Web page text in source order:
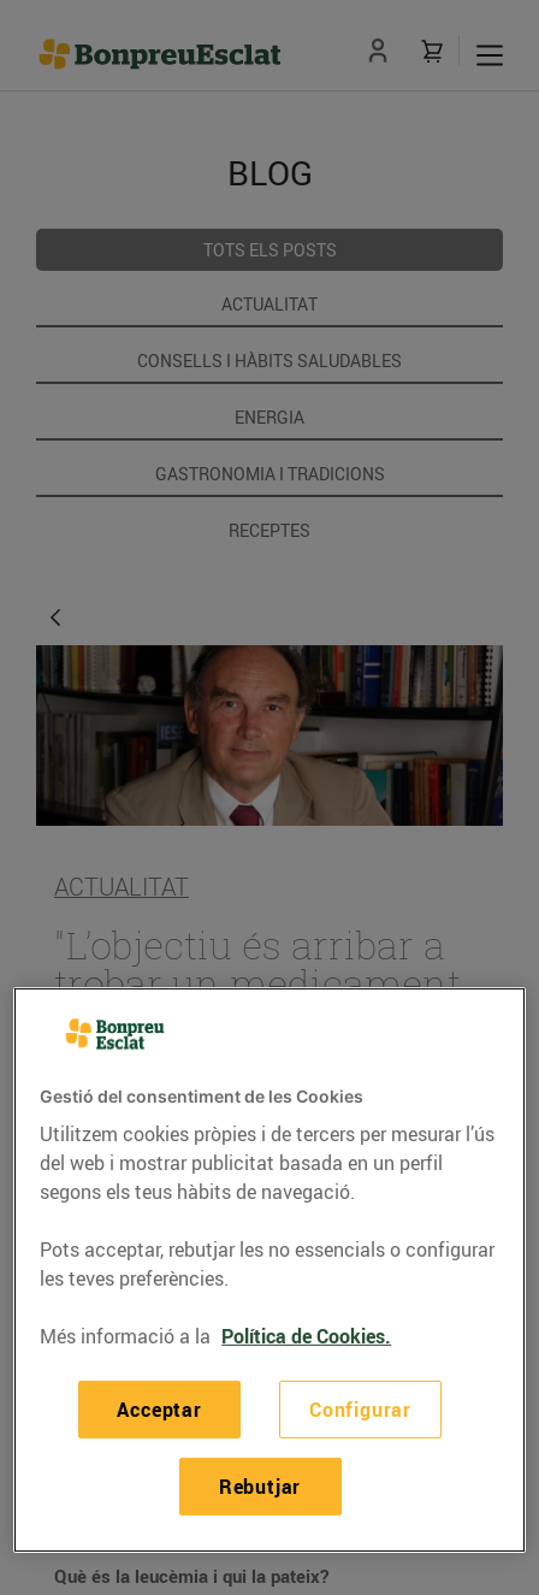
BLOG
TOTS ELS POSTS
ACTUALITAT
CONSELLS I HÀBITS SALUDABLES
ENERGIA
GASTRONOMIA I TRADICIONS
RECEPTES
ACTUALITAT
"L’objectiu és arribar a
trobar un medicament
adequat per a cada
tipus de pacient de
leucèmia"
15/de desembre/2015
ANTONI GARCIA
PRAT, gerent de la
Carreras
Gràcies a l’aliança amb Bonpreu i Esclat, part dels
donatius dels clients es destinen al projecte de
creació i desenvolupament de l’Institut de Recerca
Què és la leucèmia i qui la pateix?
Gestió del consentiment de les Cookies
Utilitzem cookies pròpies i de tercers per mesurar l’ús
del web i mostrar publicitat basada en un perfil
segons els teus hàbits de navegació.
Pots acceptar, rebutjar les no essencials o configurar
les teves preferències.
Més informació a la Política de Cookies.
Configurar
Rebutjar
Acceptar